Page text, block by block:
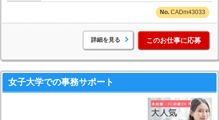
CADm43033
詳細を見る このお仕事に応募
女子大学での事務サポート